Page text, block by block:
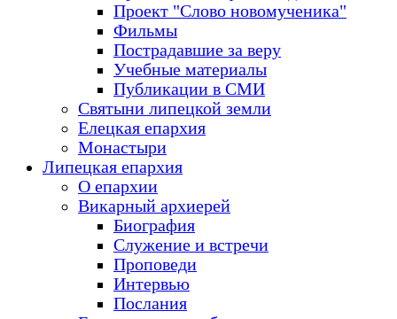
Проект "Слово новомученика"
Фильмы
Пострадавшие за веру
Учебные материалы
Публикации в СМИ
Святыни липецкой земли
Елецкая епархия
Монастыри
Липецкая епархия
О епархии
Викарный архиерей
Биография
Служение и встречи
Проповеди
Интервью
Послания